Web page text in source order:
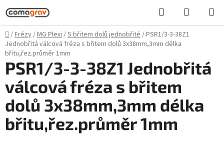
Přejít
na
obsah
Hledat
KOŠÍK
Domů
/Frézy/MG Plexi/S břitem dolů jednobřité/PSR1/3-3-38Z1
Jednobřitá válcová fréza s břitem dolů 3x38mm,3mm délka
břitu,řez.průměr 1mm
PSR1/3-3-38Z1 Jednobřitá
válcová fréza s břitem
dolů 3x38mm,3mm délka
břitu,řez.průměr 1mm